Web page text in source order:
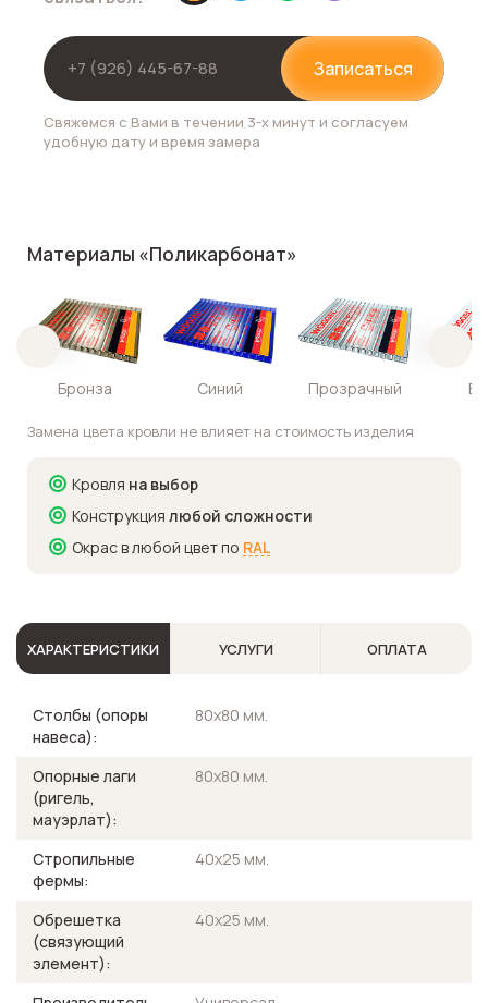
Записаться
Свяжемся с Вами в течении 3-х минут и согласуем
удобную дату и время замера
Материалы «Поликарбонат»
Бронза Синий Прозрачный
Замена цвета кровли не влияет на стоимость изделия
Кровля на выбор
Конструкция любой сложности
Окрас в любой цвет по RAL
ХАРАКТЕРИСТИКИ УСЛУГИ ОПЛАТА
Столбы (опоры
навеса):
80х80 мм.
Опорные лаги
(ригель,
мауэрлат):
80х80 мм.
Стропильные
фермы:
40х25 мм.
Обрешетка
(связующий
элемент):
40х25 мм.